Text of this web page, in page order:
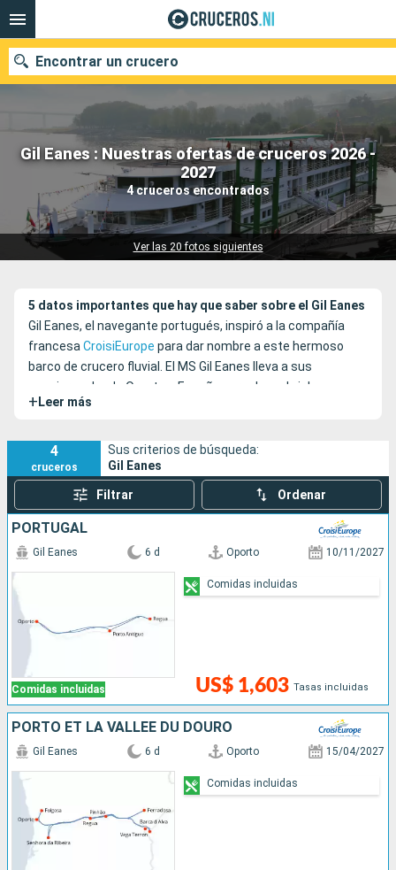
Gil Eanes : Nuestras ofertas de cruceros 2026 -
2027
4 cruceros encontrados
Ver las 20 fotos siguientes
Encontrar un crucero
Nuestros destinos
Fecha de salida
Puertos
5 datos importantes que hay que saber sobre el Gil Eanes
Gil Eanes, el navegante portugués, inspiró a la compañía
francesaCroisiEurope para dar nombre a este hermoso
barco de crucero fluvial. El MS Gil Eanes lleva a sus
pasajeros desde Oporto a España para descubrir los
tesoros del Valle del Duero.
+ Leer más
4
cruceros
Sus criterios de búsqueda:
Gil Eanes
Filtrar Ordenar
PORTUGAL
Comidas incluidas
Gil Eanes 6 d Oporto 10/11/2027
US$ 1,603 Tasas incluidas
Comidas incluidas
PORTO ET LA VALLÉE DU DOURO
Gil Eanes 6 d Oporto 15/04/2027
Comidas incluidas